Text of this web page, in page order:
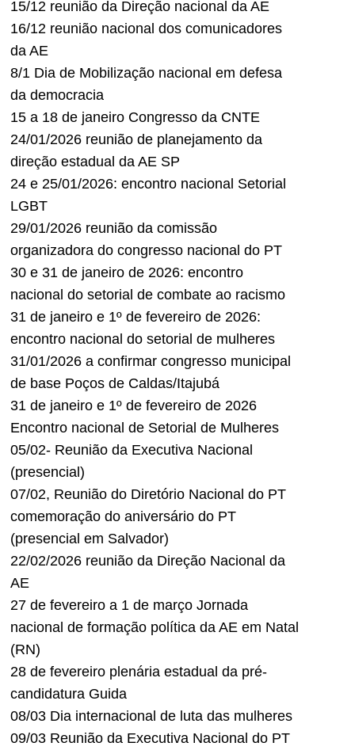
15/12 reunião da Direção nacional da AE
16/12 reunião nacional dos comunicadores
da AE
8/1 Dia de Mobilização nacional em defesa
da democracia
15 a 18 de janeiro Congresso da CNTE
24/01/2026 reunião de planejamento da
direção estadual da AE SP
24 e 25/01/2026: encontro nacional Setorial
LGBT
29/01/2026 reunião da comissão
organizadora do congresso nacional do PT
30 e 31 de janeiro de 2026: encontro
nacional do setorial de combate ao racismo
31 de janeiro e 1º de fevereiro de 2026:
encontro nacional do setorial de mulheres
31/01/2026 a confirmar congresso municipal
de base Poços de Caldas/Itajubá
31 de janeiro e 1º de fevereiro de 2026
Encontro nacional de Setorial de Mulheres
05/02- Reunião da Executiva Nacional
(presencial)
07/02, Reunião do Diretório Nacional do PT
comemoração do aniversário do PT
(presencial em Salvador)
22/02/2026 reunião da Direção Nacional da
AE
27 de fevereiro a 1 de março Jornada
nacional de formação política da AE em Natal
(RN)
28 de fevereiro plenária estadual da pré-
candidatura Guida
08/03 Dia internacional de luta das mulheres
09/03 Reunião da Executiva Nacional do PT